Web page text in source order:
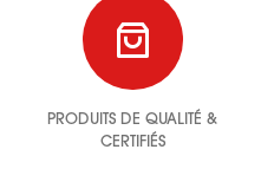
PRODUITS DE QUALITÉ &
CERTIFIÉS